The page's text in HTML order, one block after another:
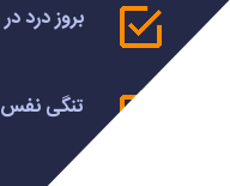
بروز درد
تنگی نفس